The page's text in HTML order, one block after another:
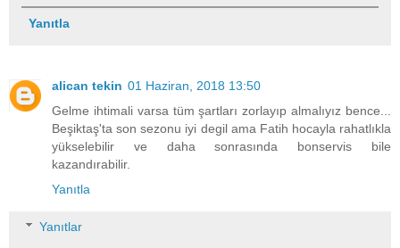
Yanıtla
alican tekin 01 Haziran, 2018 13:50
Gelme ihtimali varsa tüm şartları zorlayıp almalıyız bence...
Beşiktaş'ta son sezonu iyi degil ama Fatih hocayla rahatlıkla
yükselebilir ve daha sonrasında bonservis bile
kazandırabilir.
Yanıtla
Yanıtlar